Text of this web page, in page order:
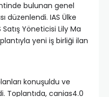
bulunan genel
düzenlendi. IAS Ülke
Yöneticisi Lily Ma
yeni iş birliği ilan
konuşuldu ve
Toplantıda, canias4.0